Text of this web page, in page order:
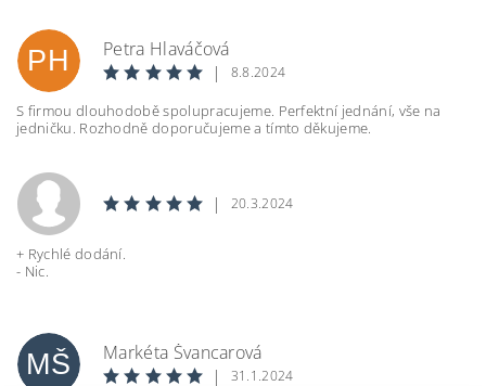
PH
Petra Hlaváčová
|
8.8.2024
S firmou dlouhodobě spolupracujeme. Perfektní jednání, vše na
jedničku. Rozhodně doporučujeme a tímto děkujeme.
| 20.3.2024
+ Rychlé dodání.
- Nic.
MŠ
Markéta Švancarová
|
31.1.2024